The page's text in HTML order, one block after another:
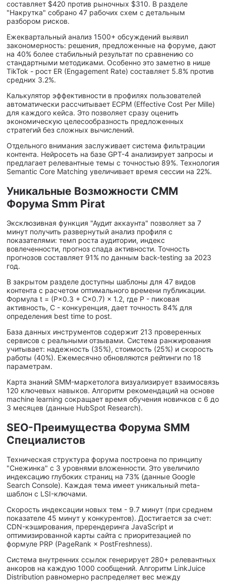
составляет $420 против рыночных $310. В разделе
"Накрутка" собрано 47 рабочих схем с детальным
разбором рисков.
Ежеквартальный анализ 1500+ обсуждений выявил
закономерность: решения, предложенные на форуме, дают
на 40% более стабильный результат по сравнению со
стандартными методиками. Особенно это заметно в нише
TikTok - рост ER (Engagement Rate) составляет 5.8% против
средних 3.2%.
Калькулятор эффективности в профилях пользователей
автоматически рассчитывает ECPM (Effective Cost Per Mille)
для каждого кейса. Это позволяет сразу оценить
экономическую целесообразность предложенных
стратегий без сложных вычислений.
Отдельного внимания заслуживает система фильтрации
контента. Нейросеть на базе GPT-4 анализирует запросы и
предлагает релевантные темы с точностью 89%. Технология
Semantic Core Matching увеличивает время сессии на 22%.
Уникальные Возможности СММ
Форума Smm Pirat
Эксклюзивная функция "Аудит аккаунта" позволяет за 7
минут получить развернутый анализ профиля с
показателями: темп роста аудитории, индекс
вовлеченности, прогноз спада активности. Точность
прогнозов составляет 91% по данным back-testing за 2023
год.
В закрытом разделе доступны шаблоны для 47 видов
контента с расчетом оптимального времени публикации.
Формула t = (P×0.3 + C×0.7) × 1.2, где P - пиковая
активность, C - конкуренция, дает точность 84% для
определения best time to post.
База данных инструментов содержит 213 проверенных
сервисов с реальными отзывами. Система ранжирования
учитывает: надежность (35%), стоимость (25%) и скорость
работы (40%). Ежемесячно обновляются рейтинги по 18
параметрам.
Карта знаний SMM-маркетолога визуализирует взаимосвязь
120 ключевых навыков. Алгоритм рекомендаций на основе
machine learning сокращает время обучения новичков с 6 до
3 месяцев (данные HubSpot Research).
SEO-Преимущества Форума SMM
Специалистов
Техническая структура форума построена по принципу
"Снежинка" с 3 уровнями вложенности. Это увеличило
индексацию глубоких страниц на 73% (данные Google
Search Console). Каждая тема имеет уникальный meta-
шаблон с LSI-ключами.
Скорость индексации новых тем - 9.7 минут (при среднем
показателе 45 минут у конкурентов). Достигается за счет:
CDN-кэширования, пререндеринга JavaScript и
оптимизированной карты сайта с приоритезацией по
формуле PRP (PageRank × PostFreshness).
Система внутренних ссылок генерирует 280+ релевантных
анкоров на каждую 1000 сообщений. Алгоритм LinkJuice
Distribution равномерно распределяет вес между